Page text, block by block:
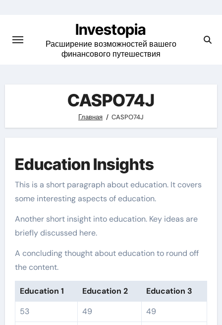
content
Investopia
Расширение возможностей вашего
финансового путешествия
CASPO74J
Главная CASPO74J
Education Insights
This is a short paragraph about education. It covers
some interesting aspects of education.
Another short insight into education. Key ideas are
briefly discussed here.
A concluding thought about education to round off
the content.
Education 1 Education 2
Education 3
53
49
49